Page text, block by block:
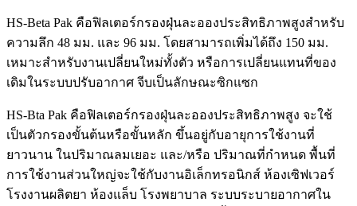
HS-Beta Pak คือฟิลเตอร์กรองฝุ่นละอองประสิทธิภาพสูงสำหรับ
ความลึก 48 มม. และ 96 มม. โดยสามารถเพิ่มได้ถึง 150 มม.
เหมาะสำหรับงานเปลี่ยนใหม่ทั้งตัว หรือการเปลี่ยนแทนที่ของ
เดิมในระบบปรับอากาศ จีบเป็นลักษณะซิกแซก
HS-Bta Pak คือฟิลเตอร์กรองฝุ่นละอองประสิทธิภาพสูง จะใช้
เป็นตัวกรองขั้นต้นหรือขั้นหลัก ขึ้นอยู่กับอายุการใช้งานที่
ยาวนาน ในปริมาณลมเยอะ และ/หรือ ปริมาณที่กำหนด พื้นที่
การใช้งานส่วนใหญ่จะใช้กับงานอิเล็กทรอนิกส์ ห้องเซิฟเวอร์
โรงงานผลิตยา ห้องแล็บ โรงพยาบาล ระบบระบายอากาศใน